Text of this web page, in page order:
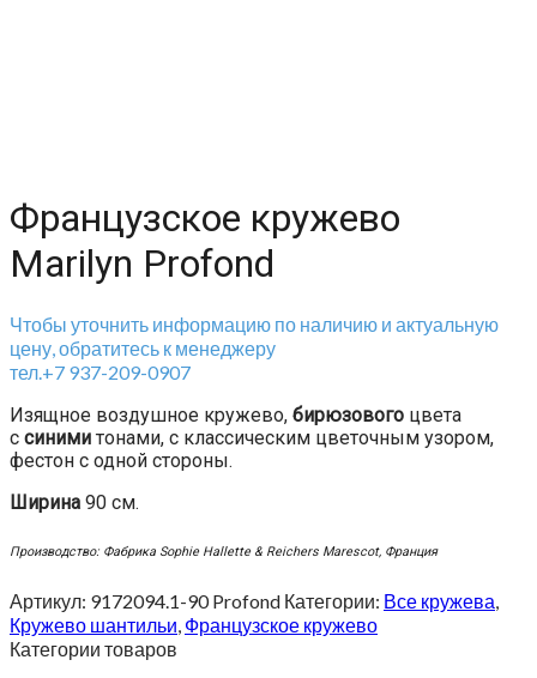
Французское кружево
Marilyn Profond
Чтобы уточнить информацию по наличию и актуальную
цену, обратитесь к менеджеру
тел.+7 937-209-0907
Изящное воздушное кружево, бирюзового цвета
с синими тонами, с классическим цветочным узором,
фестон с одной стороны.
Ширина 90 см.
Производство: Фабрика Sophie Hallette & Reichers Marescot, Франция
Артикул: 9172094.1-90 Profond Категории: Все кружева,
Кружево шантильи, Французское кружево
Категории товаров